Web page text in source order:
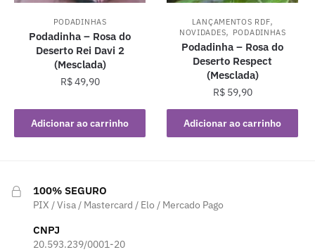
PODADINHAS
Podadinha – Rosa do
Deserto Rei Davi 2
(Mesclada)
R$49,90
Adicionar ao carrinho
LANÇAMENTOS RDF,
NOVIDADES, PODADINHAS
Podadinha – Rosa do
Deserto Respect
(Mesclada)
R$59,90
Adicionar ao carrinho
100% SEGURO
PIX / Visa / Mastercard / Elo / Mercado Pago
CNPJ
20.593.239/0001-20